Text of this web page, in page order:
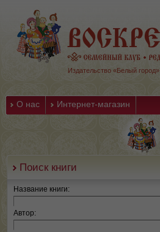
Издательство «Белый город»
О нас Интернет-магазин
Поиск книги
Название книги:
Автор: